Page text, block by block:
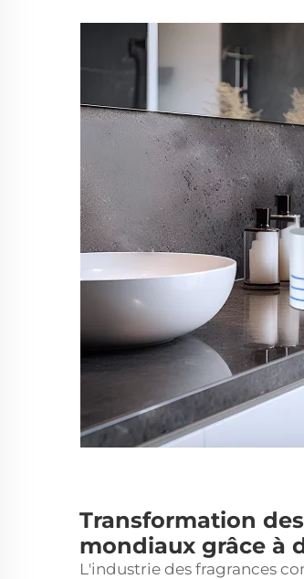
Transformation
mondiaux grâce à
L'industrie des fragrances